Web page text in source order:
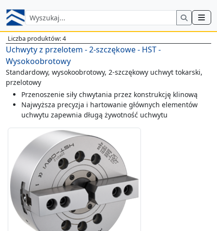
Liczba produktów: 4
Uchwyty z przelotem - 2-szczękowe - HST -
Wysokoobrotowy
Standardowy, wysokoobrotowy, 2-szczękowy uchwyt tokarski,
przelotowy
Przenoszenie siły chwytania przez konstrukcję klinową
Najwyższa precyzja i hartowanie głównych elementów
uchwytu zapewnia długą żywotność uchwytu